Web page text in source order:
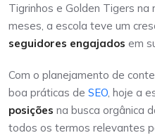
Tigrinhos e Golden Tigers na
meses, a escola teve um
seguidores engajados em
Com o planejamento de
boa práticas de SEO , hoje a
posições na busca orgânica
todos os termos relevantes